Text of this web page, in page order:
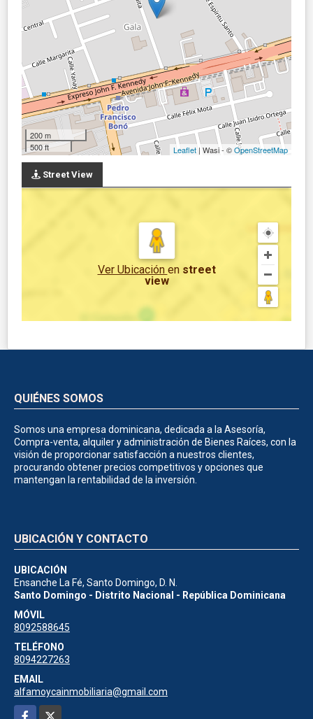
200 m
500 ft
Leaflet | Wasi - ©OpenStreetMap
Street View
Ver Ubicación en street
view
QUIÉNES SOMOS
Somos una empresa dominicana, dedicada a la Asesoría,
Compra-venta, alquiler y administración de Bienes Raíces, con la
visión de proporcionar satisfacción a nuestros clientes,
procurando obtener precios competitivos y opciones que
mantengan la rentabilidad de la inversión.
UBICACIÓN Y CONTACTO
UBICACIÓN
Ensanche La Fé, Santo Domingo, D. N.
Santo Domingo - Distrito Nacional - República Dominicana
MÓVIL
8092588645
TELÉFONO
8094227263
EMAIL
alfamoycainmobiliaria@gmail.com
Facebook